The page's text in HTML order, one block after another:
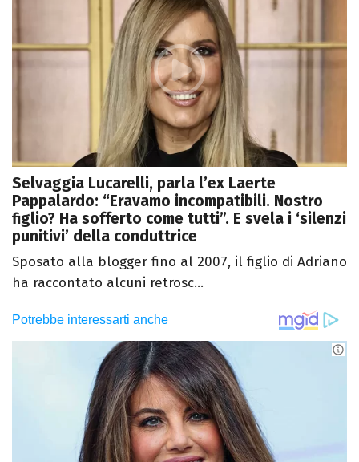
Selvaggia Lucarelli, parla l’ex Laerte
Pappalardo: “Eravamo incompatibili. Nostro
figlio? Ha sofferto come tutti”. E svela i ‘silenzi
punitivi’ della conduttrice
Sposato alla blogger fino al 2007, il figlio di Adriano
ha raccontato alcuni retrosc...